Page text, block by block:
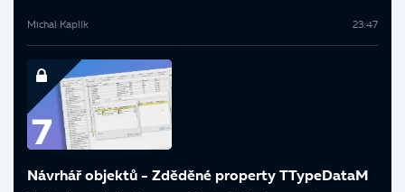
Michal Kaplík 23:47
Návrhář objektů - Zděděné property TTypeDataM